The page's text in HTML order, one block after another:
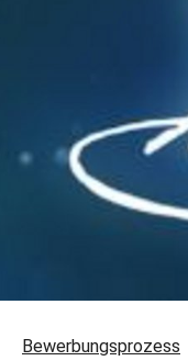
09.10.2023
Bewerbungsprozess